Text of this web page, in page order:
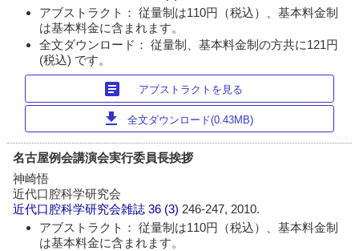
アブストラクト： 従量制は110円（税込）、基本料金制
は基本料金に含まれます。
全文ダウンロード： 従量制、基本料金制の方共に121円
(税込) です。
article アブストラクトを見る
download 全文ダウンロード(0.43MB)
名古屋例会講演会実行委員長挨拶
神崎悟
近代口腔科学研究会
近代口腔科学研究会雑誌 36 (3) 246-247, 2010.
アブストラクト： 従量制は110円（税込）、基本料金制
は基本料金に含まれます。